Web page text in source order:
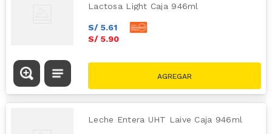
Lactosa Light Caja 946ml
S/ 5.61
S/ 5.90
Leche Entera UHT Laive Caja 946ml